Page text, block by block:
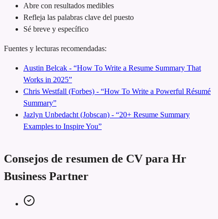
Abre con resultados medibles
Refleja las palabras clave del puesto
Sé breve y específico
Fuentes y lecturas recomendadas:
Austin Belcak - “How To Write a Resume Summary That
Works in 2025”
Chris Westfall (Forbes) - “How To Write a Powerful Résumé
Summary”
Jazlyn Unbedacht (Jobscan) - “20+ Resume Summary
Examples to Inspire You”
Consejos de resumen de CV para Hr
Business Partner